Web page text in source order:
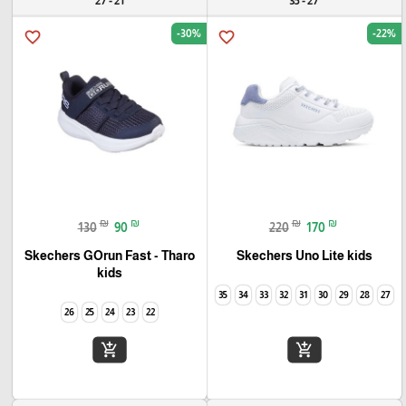
favorite_border -22%
220 ₪ 170 ₪
Skechers Uno Lite kids
27
28
29
30
31
32
33
34
35
add_shopping_cart
favorite_border -30%
130 ₪ 90 ₪
Skechers GOrun Fast - Tharo
kids
22
23
24
25
26
add_shopping_cart